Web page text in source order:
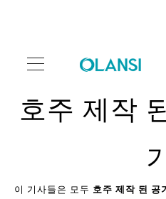
호주 제작
이 기사들은 모두 호주 제작 된 공